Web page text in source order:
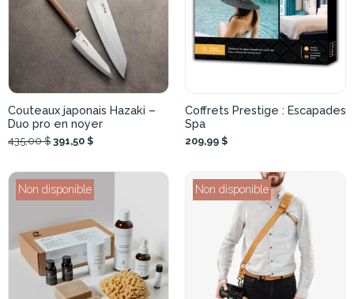
Couteaux japonais Hazaki –
Duo pro en noyer
435,00 $ 391,50 $
Coffrets Prestige : Escapades
Spa
209,99 $
Non disponible Non disponible